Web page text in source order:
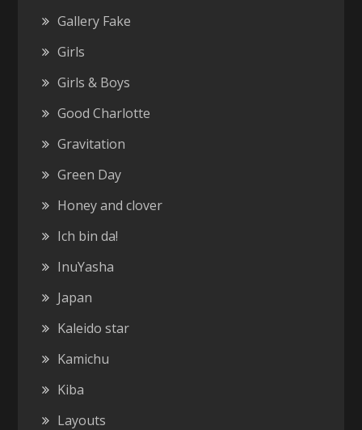
Gallery Fake
Girls
Girls & Boys
Good Charlotte
Gravitation
Green Day
Honey and clover
Ich bin da!
InuYasha
Japan
Kaleido star
Kamichu
Kiba
Layouts